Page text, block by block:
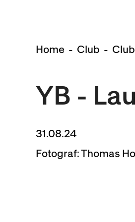
Home Club
YB -
31.08.24
Fotograf: Thomas